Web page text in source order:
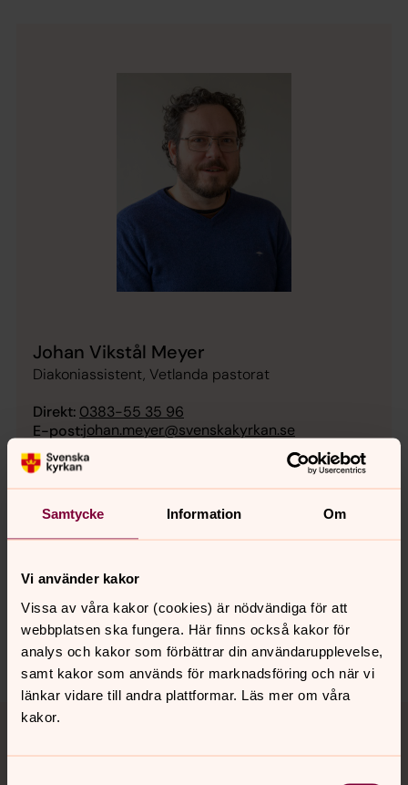
Samtycke Information Om
Vi använder kakor
Vissa av våra kakor (cookies) är nödvändiga för att
webbplatsen ska fungera. Här finns också kakor för
analys och kakor som förbättrar din användarupplevelse,
samt kakor som används för marknadsföring och när vi
länkar vidare till andra plattformar. Läs mer om våra
kakor.
Johan Vikstål Meyer
Diakoniassistent, Vetlanda pastorat
Direkt: 0383-55 35 96
E-post:johan.meyer@svenskakyrkan.se
Synpunkter eller frågor på sidans
innehåll?
vetlanda.pastorat@svenskakyrkan.se
Dela
Tillbaka till toppen
Tillbaka till innehållet